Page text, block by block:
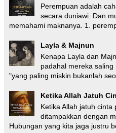
Perempuan adalah
secara duniawi. Dan
memahami maknanya. 1.
Layla & Majnun
Kenapa Layla dan
padahal mereka
"yang paling miskin bukanlah
Ketika Allah Jatuh
Ketika Allah jatuh
ditampakkan dengan
Hubungan yang kita jaga justru